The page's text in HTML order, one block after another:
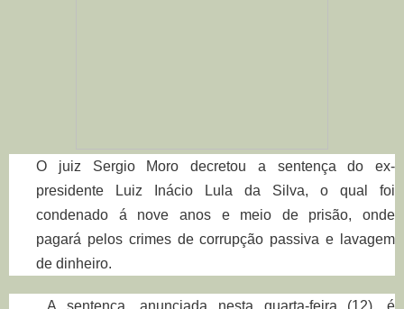
O juiz Sergio Moro decretou a sentença do ex-
presidente Luiz Inácio Lula da Silva, o qual foi
condenado á nove anos e meio de prisão, onde
pagará pelos crimes de corrupção passiva e lavagem
de dinheiro.
Asentença, anunciada nesta quarta-feira (12), é